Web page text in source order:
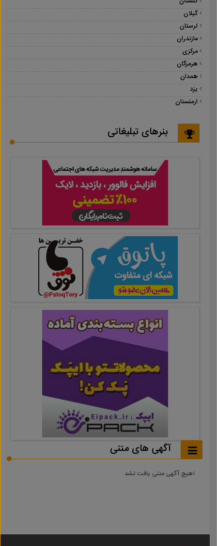
گیلان
لرستان
مازندران
مرکزی
هرمزگان
همدان
یزد
ارمنستان
بنرهای تبلیغاتی
آگهی های متنی
هیچ آگهی متنی یافت نشد